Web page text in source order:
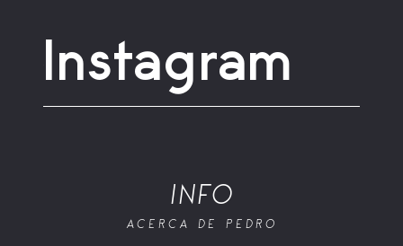
Instagram
INFO
ACERCA DE PEDRO